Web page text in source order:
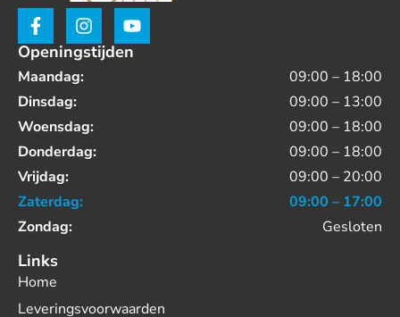
Openingstijden
Maandag:
09:00 – 18:00
Dinsdag:
09:00 – 13:00
Woensdag:
09:00 – 18:00
Donderdag:
09:00 – 18:00
Vrijdag:
09:00 – 20:00
Zaterdag:
09:00 – 17:00
Zondag:
Gesloten
Links
Home
Leveringsvoorwaarden